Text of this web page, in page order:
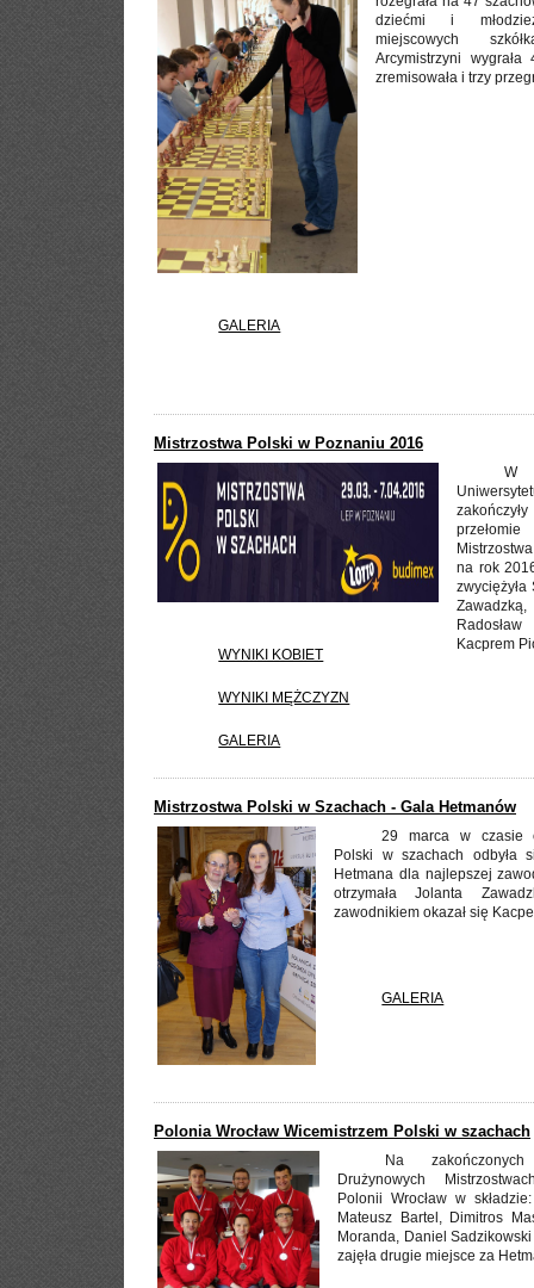
GALERIA
dziećmi i
miejscowych
Arcymistrzyni
zremisowała i trzy
Mistrzostwa Polski w Poznaniu 2016
WYNIKI KOBIET
WYNIKI MĘŻCZYZN
GALERIA
W
na rok
Kacprem
Mistrzostwa Polski w Szachach - Gala Hetmanów
29 marca w czasie
Polski w szachach odbyła
Hetmana dla najlepszej
otrzymała Jolanta
zawodnikiem okazał się
GALERIA
Polonia Wrocław Wicemistrzem Polski w szachach
Na
Drużynowych
Polonii Wrocław w
Mateusz Bartel, Dimitros
Moranda, Daniel
zajęła drugie miejsce za